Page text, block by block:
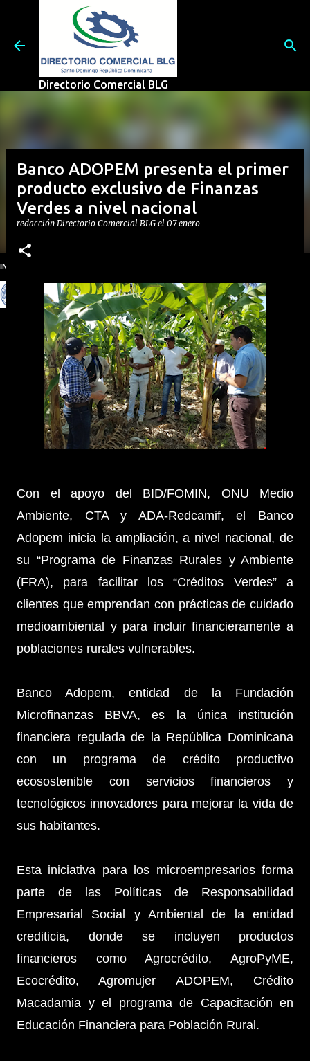
Ir al contenido principal
Directorio Comercial BLG
INSTITUTO NACIONAL DE AGUAS POTABLES Y ALCANTARRILLADOS
Banco ADOPEM presenta el primer
producto exclusivo de Finanzas
Verdes a nivel nacional
redacción Directorio Comercial BLG el 07 enero
Con el apoyo del BID/FOMIN, ONU Medio
Ambiente, CTA y ADA-Redcamif, el Banco
Adopem inicia la ampliación, a nivel nacional, de
su “Programa de Finanzas Rurales y Ambiente
(FRA), para facilitar los “Créditos Verdes” a
clientes que emprendan con prácticas de cuidado
medioambiental y para incluir financieramente a
poblaciones rurales vulnerables.
Banco Adopem, entidad de la Fundación
Microfinanzas BBVA, es la única institución
financiera regulada de la República Dominicana
con un programa de crédito productivo
ecosostenible con servicios financieros y
tecnológicos innovadores para mejorar la vida de
sus habitantes.
Esta iniciativa para los microempresarios forma
parte de las Políticas de Responsabilidad
Empresarial Social y Ambiental de la entidad
crediticia, donde se incluyen productos
financieros como Agrocrédito, AgroPyME,
Ecocrédito, Agromujer ADOPEM, Crédito
Macadamia y el programa de Capacitación en
Educación Financiera para Población Rural.